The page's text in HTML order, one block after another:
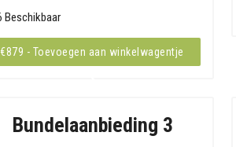
Beschikbaar
€879 - Toevoegen aan winkelwagentje
Bundelaanbieding 3